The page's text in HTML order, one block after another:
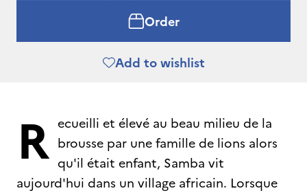
Order
Add to wishlist
R ecueilli et élevé au beau milieu de la
brousse par une famille de lions alors
qu'il était enfant, Samba vit
aujourd'hui dans un village africain. Lorsque